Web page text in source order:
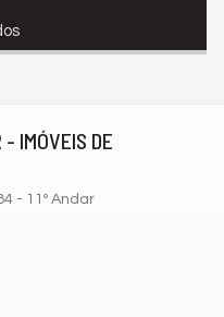
- IMÓVEIS DE
- 11º Andar